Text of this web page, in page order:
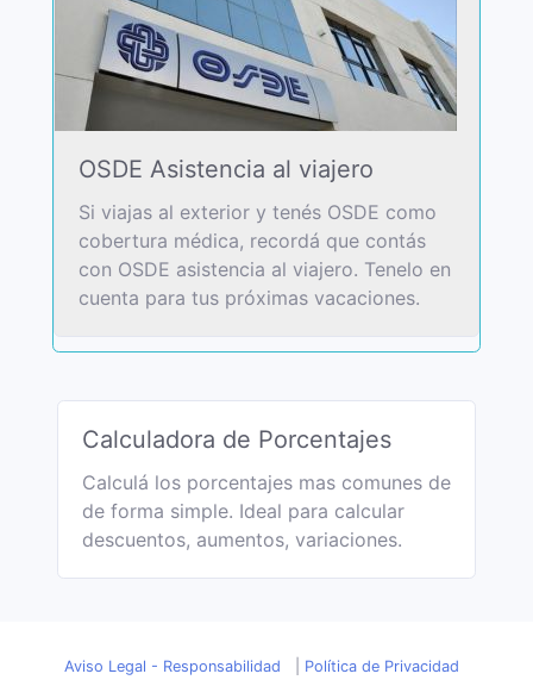
OSDE Asistencia al viajero
Si viajas al exterior y tenés OSDE como
cobertura médica, recordá que contás
con OSDE asistencia al viajero. Tenelo en
cuenta para tus próximas vacaciones.
Calculadora de Porcentajes
Calculá los porcentajes mas comunes de
de forma simple. Ideal para calcular
descuentos, aumentos, variaciones.
Aviso Legal - Responsabilidad Política de Privacidad